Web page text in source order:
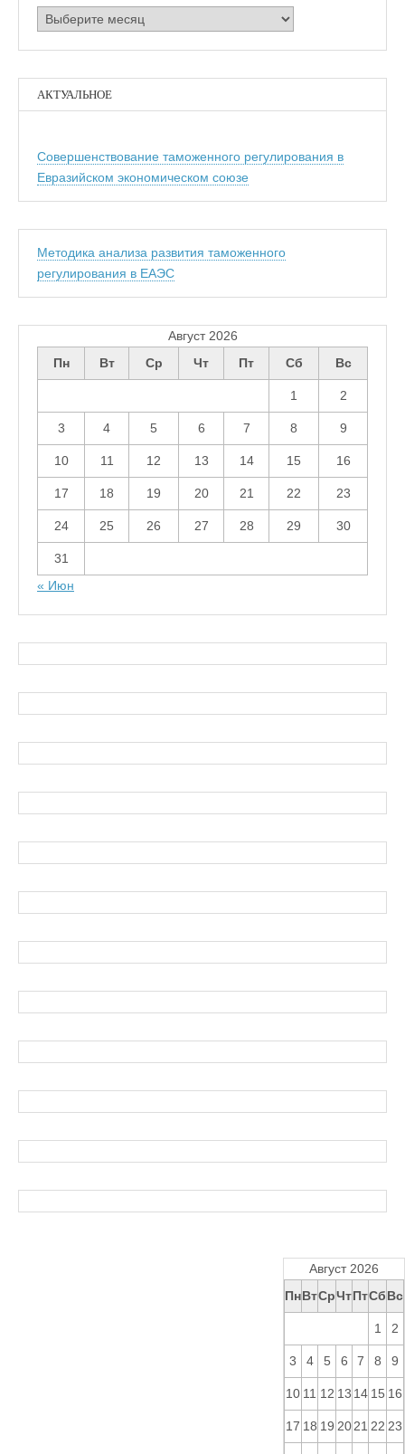
Архивы
АКТУАЛЬНОЕ
Совершенствование таможенного регулирования в
Евразийском экономическом союзе
Методика анализа развития таможенного
регулирования в ЕАЭС
Август 2026
Пн
Вт Ср Чт Пт Сб Вс
1 2
3 4 5 6 7 8 9
10 11 12 13 14 15 16
17 18 19 20 21 22 23
24 25 26 27 28 29 30
31
« Июн
Август 2026
ПнВтСрЧтПтСбВс
1 2
3 4 5 6 7 8 9
10 11 12 13 14 15 16
17 18 19 20 21 22 23